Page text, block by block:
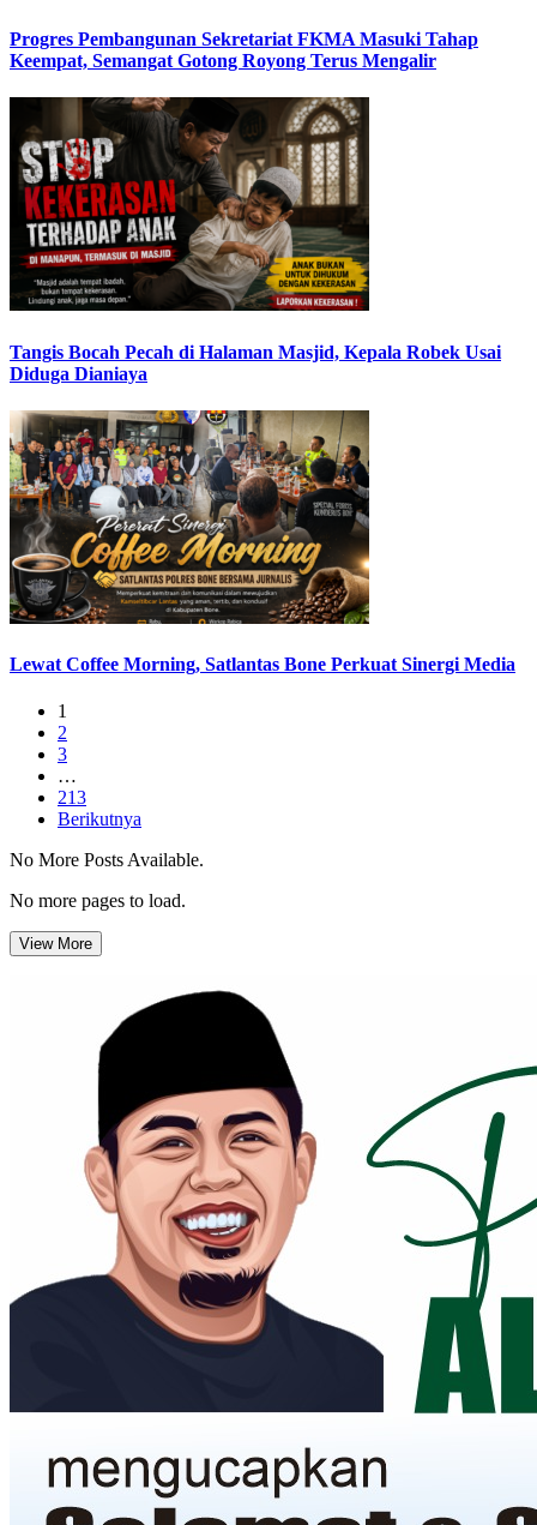
Progres Pembangunan Sekretariat FKMA Masuki Tahap
Keempat, Semangat Gotong Royong Terus Mengalir
Tangis Bocah Pecah di Halaman Masjid, Kepala Robek Usai
Diduga Dianiaya
Lewat Coffee Morning, Satlantas Bone Perkuat Sinergi Media
1
2
3
…
213
Berikutnya
No More Posts Available.
No more pages to load.
View More